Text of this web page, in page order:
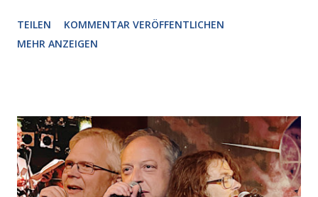
dort Döner, wegen einer bestimmten Soße. Das andere
Kind will aber von dort auf keinen Fall einen Döner, weil es
Elternteil zum anderen Imbiss, wir müssen dort doppelt
weiter die Diskussion um die Dönervorlieben führen, denn
die Kinder wollen eigentlich nur das Fleisch im Brot. Das
wiederum verletzt irgendetwas in den Dönerzubereitern,
TEILEN
KOMMENTAR VERÖFFENTLICHEN
MEHR ANZEIGEN